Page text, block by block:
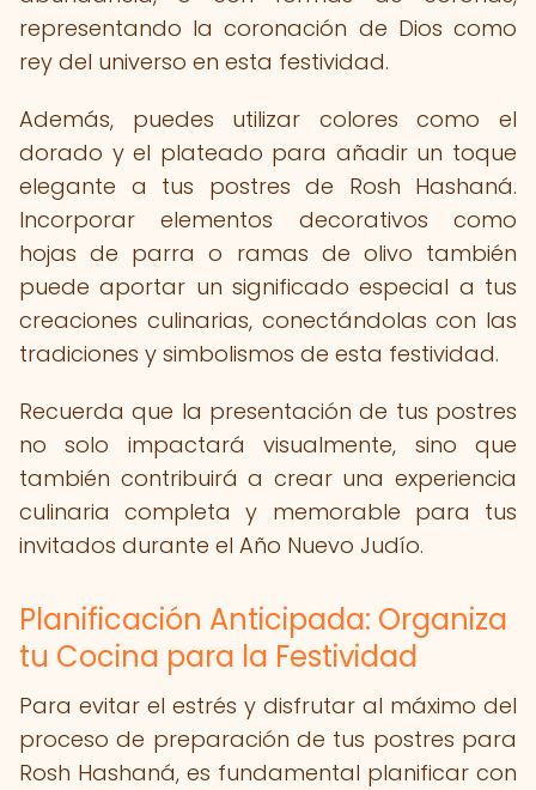
representando la coronación de Dios como
rey del universo en esta festividad.
Además, puedes utilizar colores como el
dorado y el plateado para añadir un toque
elegante a tus postres de Rosh Hashaná.
Incorporar elementos decorativos como
hojas de parra o ramas de olivo también
puede aportar un significado especial a tus
creaciones culinarias, conectándolas con las
tradiciones y simbolismos de esta festividad.
Recuerda que la presentación de tus postres
no solo impactará visualmente, sino que
también contribuirá a crear una experiencia
culinaria completa y memorable para tus
invitados durante el Año Nuevo Judío.
Planificación Anticipada: Organiza
tu Cocina para la Festividad
Para evitar el estrés y disfrutar al máximo del
proceso de preparación de tus postres para
Rosh Hashaná, es fundamental planificar con